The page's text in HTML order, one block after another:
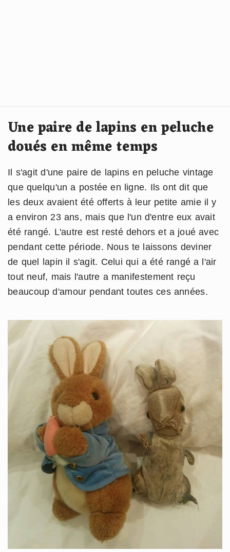
Une paire de lapins en peluche
doués en même temps
Il s'agit d'une paire de lapins en peluche vintage
que quelqu'un a postée en ligne. Ils ont dit que
les deux avaient été offerts à leur petite amie il y
a environ 23 ans, mais que l'un d'entre eux avait
été rangé. L'autre est resté dehors et a joué avec
pendant cette période. Nous te laissons deviner
de quel lapin il s'agit. Celui qui a été rangé a l'air
tout neuf, mais l'autre a manifestement reçu
beaucoup d'amour pendant toutes ces années.